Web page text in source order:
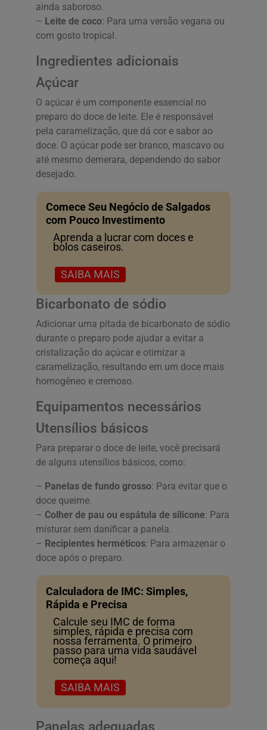
ainda saboroso.
– Leite de coco: Para uma versão vegana ou
com gosto tropical.
Ingredientes adicionais
Açúcar
O açúcar é um componente essencial no
preparo do doce de leite. Ele é responsável
pela caramelização, que dá cor e sabor ao
doce. O açúcar pode ser branco, mascavo ou
até mesmo demerara, dependendo do sabor
desejado.
Comece Seu Negócio de Salgados
com Pouco Investimento
Aprenda a lucrar com doces e
bolos caseiros.
SAIBA MAIS
Bicarbonato de sódio
Adicionar uma pitada de bicarbonato de sódio
durante o preparo pode ajudar a evitar a
cristalização do açúcar e otimizar a
caramelização, resultando em um doce mais
homogêneo e cremoso.
Equipamentos necessários
Utensílios básicos
Para preparar o doce de leite, você precisará
de alguns utensílios básicos, como:
– Panelas de fundo grosso: Para evitar que o
doce queime.
– Colher de pau ou espátula de silicone: Para
misturar sem danificar a panela.
– Recipientes herméticos: Para armazenar o
doce após o preparo.
Calculadora de IMC: Simples,
Rápida e Precisa
Calcule seu IMC de forma
simples, rápida e precisa com
nossa ferramenta. O primeiro
passo para uma vida saudável
começa aqui!
SAIBA MAIS
Panelas adequadas